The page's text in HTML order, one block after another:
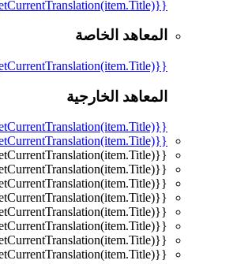
{{mmc.getCurrentTranslation(item.Title)}}
المعاهد الخاصة
{{mmc.getCurrentTranslation(item.Title)}}
المعاهد الخارجية
{{mmc.getCurrentTranslation(item.Title)}}
{{mmc.getCurrentTranslation(item.Title)}}
{{mmc.getCurrentTranslation(item.Title)}}
{{mmc.getCurrentTranslation(item.Title)}}
{{mmc.getCurrentTranslation(item.Title)}}
{{mmc.getCurrentTranslation(item.Title)}}
{{mmc.getCurrentTranslation(item.Title)}}
{{mmc.getCurrentTranslation(item.Title)}}
{{mmc.getCurrentTranslation(item.Title)}}
{{mmc.getCurrentTranslation(item.Title)}}